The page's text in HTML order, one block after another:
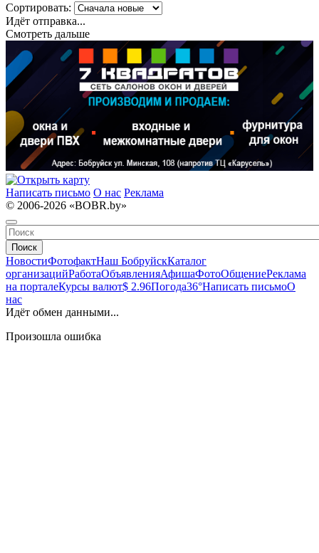
Сортировать:
Идёт отправка...
Смотреть дальше
Написать письмо О нас Реклама
© 2006-2026 «BOBR.by»
Поиск
НовостиФотофактНаш БобруйскКаталог
организацийРаботаОбъявленияАфишаФотоОбщениеРеклама
на порталеКурсы валют$ 2.96Погода36°Написать письмоО
нас
Идёт обмен данными...
Произошла ошибка